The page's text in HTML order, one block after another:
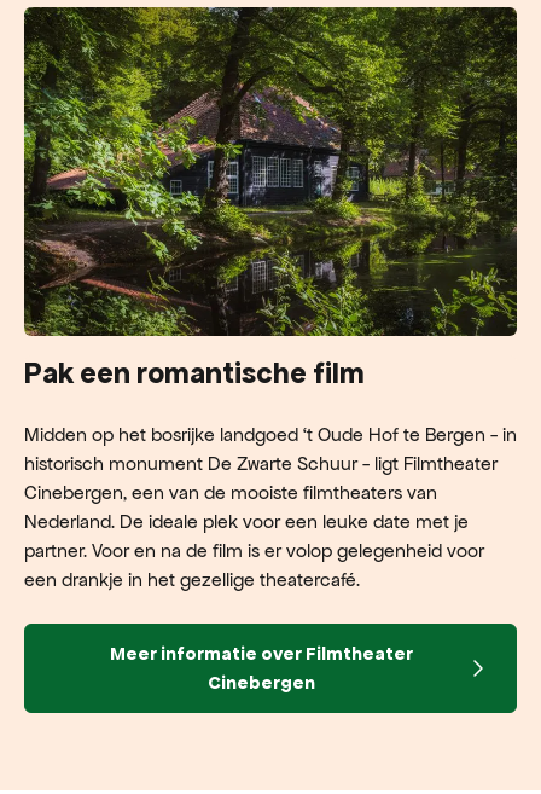
Pak een romantische film
Midden op het bosrijke landgoed ‘t Oude Hof te Bergen - in
historisch monument De Zwarte Schuur - ligt Filmtheater
Cinebergen, een van de mooiste filmtheaters van
Nederland. De ideale plek voor een leuke date met je
partner. Voor en na de film is er volop gelegenheid voor
een drankje in het gezellige theatercafé.
Meer informatie over Filmtheater
Cinebergen